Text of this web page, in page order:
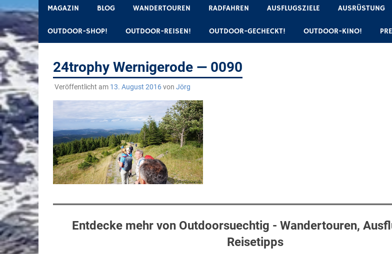
MAGAZIN BLOG WANDERTOUREN RADFAHREN AUSFLUGSZIELE AUSRÜSTUNG
OUTDOOR-SHOP! OUTDOOR-REISEN! OUTDOOR-GECHECKT! OUTDOOR-KINO!
24trophy Wernigerode — 0090
Veröffentlicht am 13. August 2016von Jörg
Entdecke mehr von Outdoorsuechtig - Wandertouren,
Reisetipps